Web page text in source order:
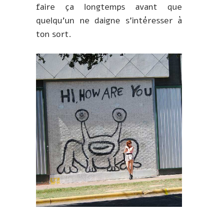
faire ça longtemps avant que
quelqu’un ne daigne s’intéresser à
ton sort.